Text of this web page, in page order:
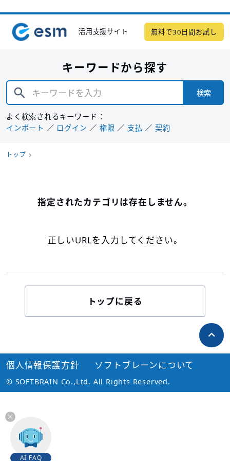
活用支援サイト 無料で30日間お試し
キーワードから探す
検索
よく検索されるキーワード：
インポート
ログイン 権限 支払 契約
トップ
指定されたカテゴリは存在しません。
正しいURLを入力してください。
トップに戻る
© SOFTBRAIN Co.,Ltd. All Rights Reserved.
個人情報保護方針 ソフトブレーンについて
AI FAQ